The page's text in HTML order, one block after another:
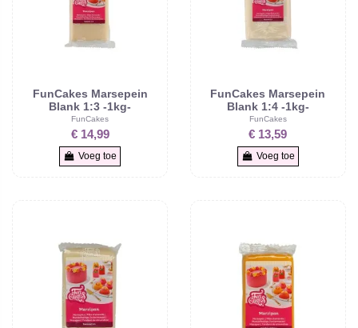
FunCakes Marsepein
Blank 1:3 -1kg-
FunCakes
€ 14,99
Voeg toe
FunCakes Marsepein
Blank 1:4 -1kg-
FunCakes
€ 13,59
Voeg toe